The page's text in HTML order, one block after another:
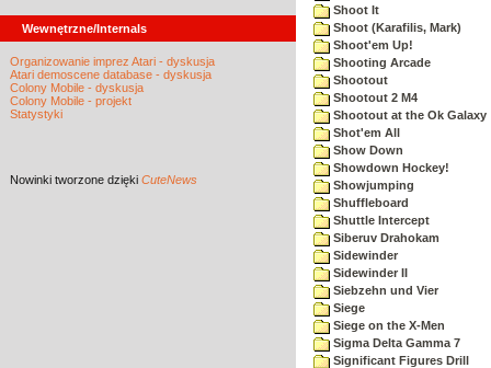
Wewnętrzne/Internals
Organizowanie imprez Atari - dyskusja
Atari demoscene database - dyskusja
Colony Mobile - dyskusja
Colony Mobile - projekt
Statystyki
Nowinki tworzone dzięki CuteNews
Shoot It
Shoot (Karafilis, Mark)
Shoot'em Up!
Shooting Arcade
Shootout
Shootout 2 M4
Shootout at the Ok Galaxy
Shot'em All
Show Down
Showdown Hockey!
Showjumping
Shuffleboard
Shuttle Intercept
Siberuv Drahokam
Sidewinder
Sidewinder II
Siebzehn und Vier
Siege
Siege on the X-Men
Sigma Delta Gamma 7
Significant Figures Drill